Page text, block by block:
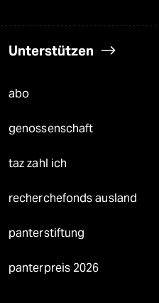
Unterstützen
abo
genossenschaft
taz zahl ich
recherchefonds ausland
panterstiftung
panterpreis 2026